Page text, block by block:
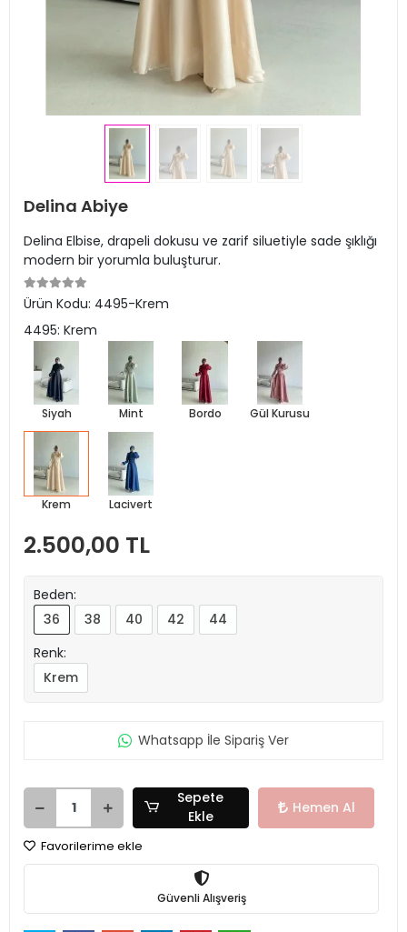
Delina Abiye
Delina Elbise, drapeli dokusu ve zarif siluetiyle sade şıklığı
modern bir yorumla buluşturur.
Ürün Kodu: 4495-Krem
4495: Krem
Siyah Mint Bordo Gül Kurusu
Krem Lacivert
2.500,00 TL
Beden:
36
38 40 42
44
Renk:
Krem
Whatsapp İle Sipariş Ver
Sepete
Ekle
Hemen Al
Favorilerime ekle
Güvenli Alışveriş